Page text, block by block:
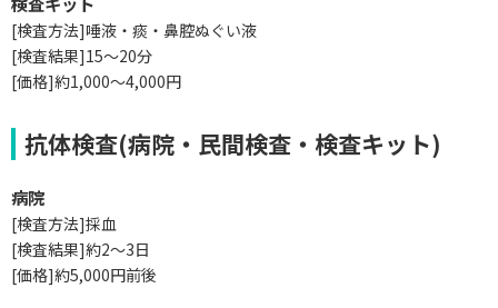
[検査方法]唾液・痰・鼻腔ぬぐい液
[検査結果]15～20分
[価格]約1,000～4,000円
抗体検査(病院・民間検査・検査キット)
病院
[検査方法]採血
[検査結果]約2～3日
[価格]約5,000円前後